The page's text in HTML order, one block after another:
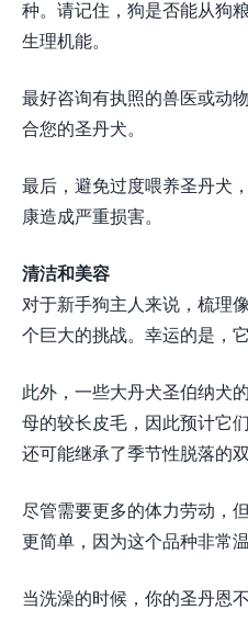
种。请记住，狗是否能从狗
生理机能。
最好咨询有执照的兽医或动
合您的圣丹犬。
最后，避免过度喂养圣丹犬
康造成严重损害。
清洁和美容
对于新手狗主人来说，梳理
个巨大的挑战。幸运的是，
此外，一些大丹犬圣伯纳犬
母的较长皮毛，因此预计它
还可能继承了季节性脱落的双
尽管需要更多的体力劳动，
更简单，因为这个品种非常温
当洗澡的时候，你的圣丹恩